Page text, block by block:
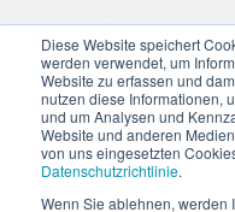
Diese Website speichert
werden verwendet, um
Website zu erfassen und
nutzen diese Informationen,
und um Analysen und
Website und anderen
von uns eingesetzten
Datenschutzrichtlinie.
Wenn Sie ablehnen, werden
Datenschutzerklärung
Impressum
AGB
Karriere
Widerrufsbelehrung